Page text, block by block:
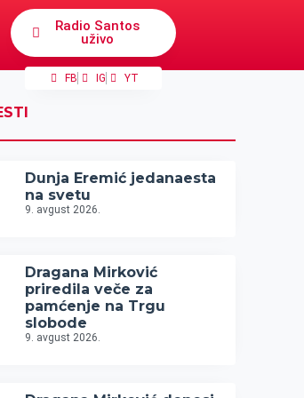
Radio Santos
uživo
FB IG YT
Dunja Eremić jedanaesta
na svetu
9. avgust 2026.
Dragana Mirković
priredila veče za
pamćenje na Trgu
slobode
9. avgust 2026.